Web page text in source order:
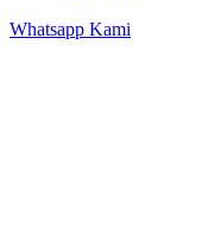
Whatsapp Kami